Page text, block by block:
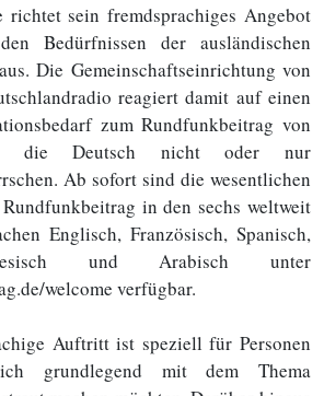
richtet sein fremdsprachiges Angebot
Bedürfnissen der ausländischen
Die Gemeinschaftseinrichtung von
reagiert damit auf einen
zum Rundfunkbeitrag von
die Deutsch nicht oder nur
Ab sofort sind die wesentlichen
in den sechs weltweit
Englisch, Französisch, Spanisch,
und Arabisch unter
welcome verfügbar.
Auftritt ist speziell für Personen
grundlegend mit dem Thema